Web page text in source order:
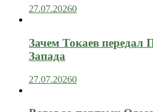
27.07.20260
Зачем Токаев передал
Запада
27.07.20260